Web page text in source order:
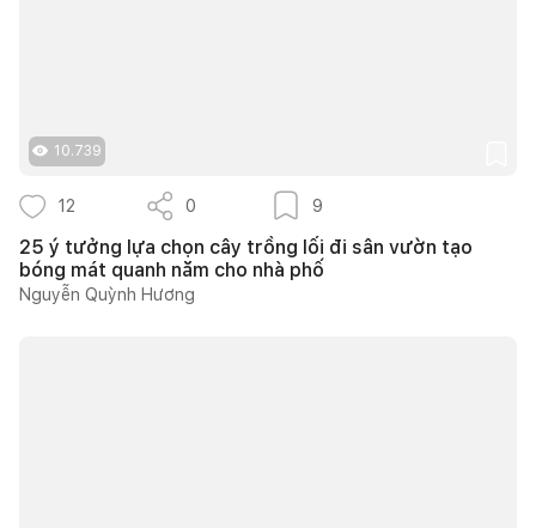
10.739
12 0 9
25 ý tưởng lựa chọn cây trồng lối đi sân vườn tạo
bóng mát quanh năm cho nhà phố
Nguyễn Quỳnh Hương